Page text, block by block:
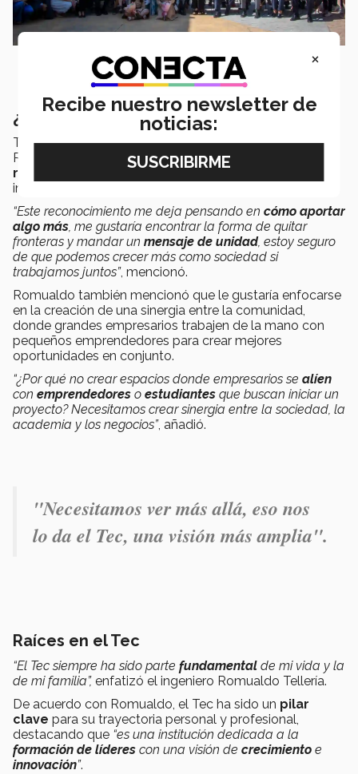
¿Qué sigue?
Tras ser reconocido con el Premio al Mérito EXATEC,
Romualdo expresó que siente una gran
responsabilidad
impacto a favor de su comunidad de la mano del Tec.
“Este reconocimiento me deja pensando en cómo aportar
algo más, me gustaría encontrar la forma de quitar
fronteras y mandar un mensaje de unidad, estoy seguro
de que podemos crecer más como sociedad si
trabajamos juntos”, mencionó.
Romualdo también mencionó que le gustaría enfocarse
en la creación de una sinergia entre la comunidad,
donde grandes empresarios trabajen de la mano con
pequeños emprendedores para crear mejores
oportunidades en conjunto.
“¿Por qué no crear espacios donde empresarios se alíen
con emprendedores o estudiantes que buscan iniciar un
proyecto? Necesitamos crear sinergia entre la sociedad, la
academia y los negocios”, añadió.
"Necesitamos ver más allá, eso nos
lo da el Tec, una visión más amplia".
Raíces en el Tec
“El Tec siempre ha sido parte fundamental de mi vida y la
de mi familia”, enfatizó el ingeniero Romualdo Tellería.
De acuerdo con Romualdo, el Tec ha sido un pilar
clave para su trayectoria personal y profesional,
destacando que “es una institución dedicada a la
formación de líderes con una visión de crecimiento e
innovación”.
×
Recibe nuestro newsletter de
noticias: